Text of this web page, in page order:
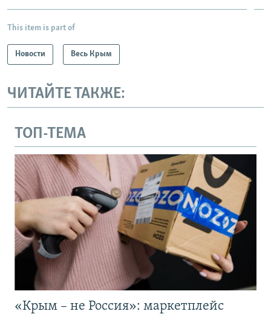
This item is part of
Новости Весь Крым
ЧИТАЙТЕ ТАКЖЕ:
ТОП-ТЕМА
«Крым – не Россия»: маркетплейс